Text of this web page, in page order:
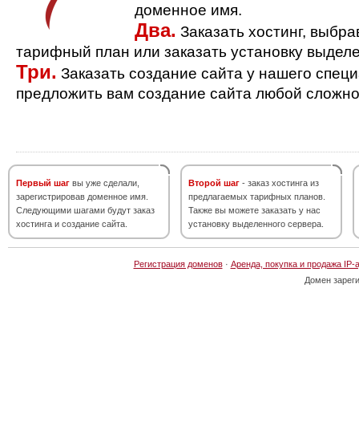
доменное имя.
Два. Заказать хостинг,
тарифный план или заказать установку
Три. Заказать создание сайта у нашего
предложить вам создание сайта любой
Первый шаг вы уже сделали,
зарегистрировав доменное имя.
Следующими шагами будут заказ
хостинга и создание сайта.
Второй шаг - заказ хостинга из
предлагаемых тарифных планов.
Также вы можете заказать у нас
установку выделенного сервера.
Регистрация доменов· Аренда, покупка и продажа IP-
Домен